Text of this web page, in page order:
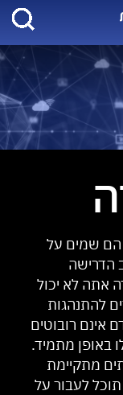
הם שמים על
הדרישה
אתה לא יכול
להתנהגות
אינם רובוטים
באופן מתמיד.
מתקיימת
לעבור על